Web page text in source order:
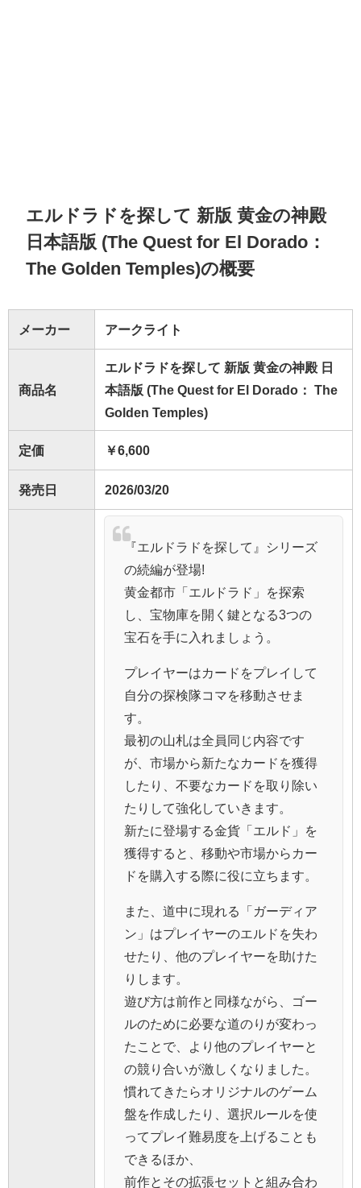
エルドラドを探して 新版 黄金の神殿
日本語版 (The Quest for El Dorado：
The Golden Temples)の概要
メーカー アークライト
商品名
エルドラドを探して 新版 黄金の神殿 日
本語版 (The Quest for El Dorado： The
Golden Temples)
定価 ￥6,600
発売日 2026/03/20
『エルドラドを探して』シリーズ
の続編が登場!
黄金都市「エルドラド」を探索
し、宝物庫を開く鍵となる3つの
宝石を手に入れましょう。
プレイヤーはカードをプレイして
自分の探検隊コマを移動させま
す。
最初の山札は全員同じ内容です
が、市場から新たなカードを獲得
したり、不要なカードを取り除い
たりして強化していきます。
新たに登場する金貨「エルド」を
獲得すると、移動や市場からカー
ドを購入する際に役に立ちます。
また、道中に現れる「ガーディア
ン」はプレイヤーのエルドを失わ
せたり、他のプレイヤーを助けた
りします。
遊び方は前作と同様ながら、ゴー
ルのために必要な道のりが変わっ
たことで、より他のプレイヤーと
の競り合いが激しくなりました。
慣れてきたらオリジナルのゲーム
盤を作成したり、選択ルールを使
ってプレイ難易度を上げることも
できるほか、
前作とその拡張セットと組み合わ